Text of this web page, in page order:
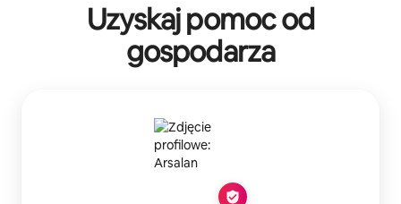
Uzyskaj pomoc od
gospodarza